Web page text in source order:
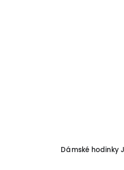
Dámské hodinky